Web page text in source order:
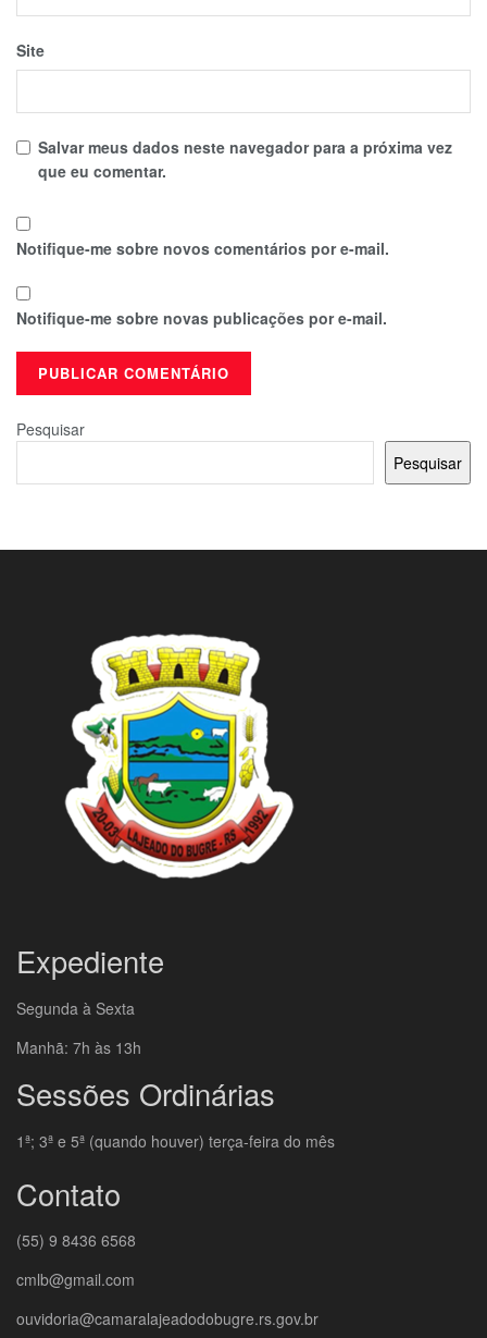
Site
Salvar meus dados neste navegador para a próxima vez
que eu comentar.
Notifique-me sobre novos comentários por e-mail.
Notifique-me sobre novas publicações por e-mail.
Pesquisar
Pesquisar
Expediente
Segunda à Sexta
Manhã: 7h às 13h
Sessões Ordinárias
1ª; 3ª e 5ª (quando houver) terça-feira do mês
Contato
(55) 9 8436 6568
cmlb@gmail.com
ouvidoria@camaralajeadodobugre.rs.gov.br